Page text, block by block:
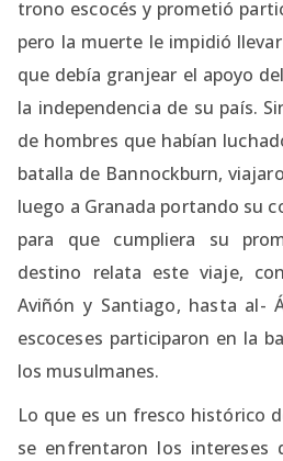
trono escocés y prometió
pero la muerte le impidió
que debía granjear el apoyo
la independencia de su país.
de hombres que habían
batalla de Bannockburn,
luego a Granada portando su
para que cumpliera su
destino relata este viaje,
Aviñón y Santiago, hasta al-
escoceses participaron en la
los musulmanes.
Lo que es un fresco histórico
se enfrentaron los intereses